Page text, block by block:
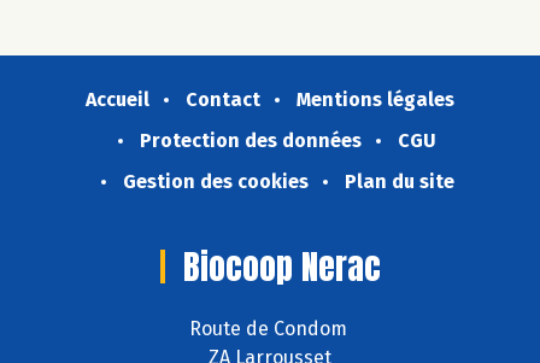
Accueil Contact
Mentions légales
Protection des données
CGU
Gestion des cookies
Plan du site
Biocoop Nerac
Route de Condom
ZA Larrousset